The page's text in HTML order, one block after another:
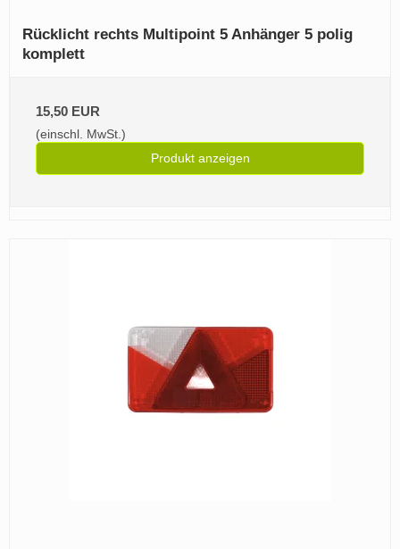
Rücklicht rechts Multipoint 5 Anhänger 5 polig
komplett
15,50 EUR
(einschl. MwSt.)
Produkt anzeigen